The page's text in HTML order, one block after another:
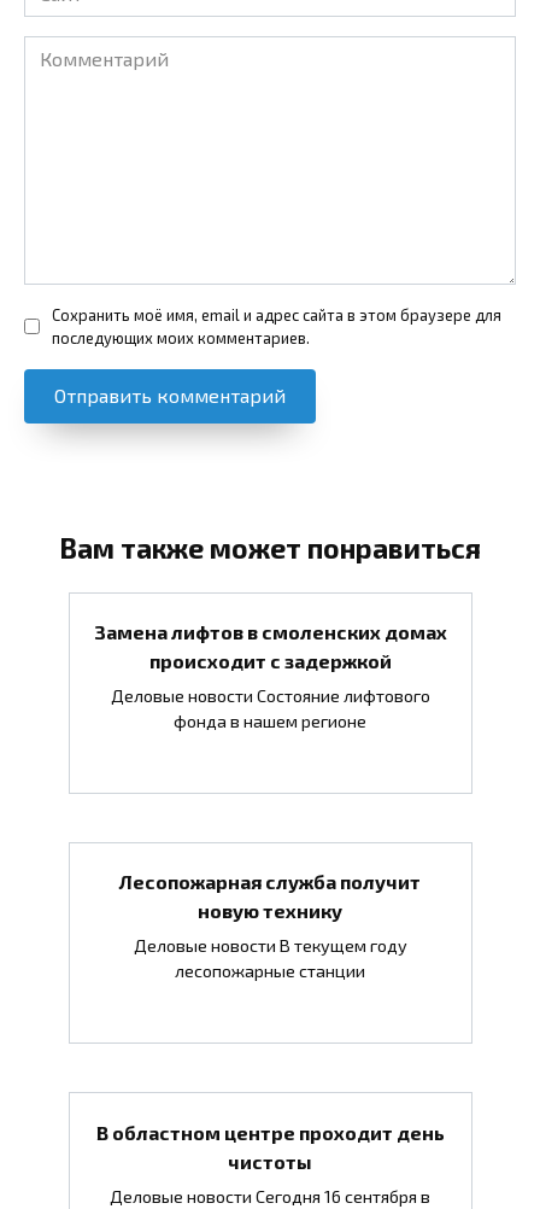
Комментарий
Сохранить моё имя, email и адрес сайта в этом браузере для
последующих моих комментариев.
Вам также может понравиться
Замена лифтов в смоленских домах
происходит с задержкой
Деловые новости Состояние лифтового
фонда в нашем регионе
Лесопожарная служба получит
новую технику
Деловые новости В текущем году
лесопожарные станции
В областном центре проходит день
чистоты
Деловые новости Сегодня 16 сентября в